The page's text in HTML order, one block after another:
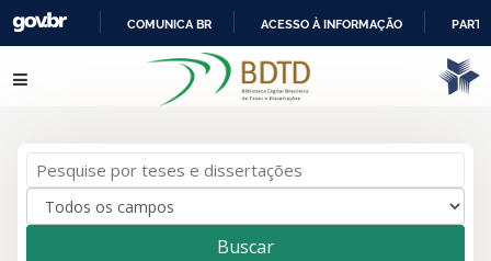
IR
PARA
COMUNICA BR ACESSO À INFORMAÇÃO
Pular para o conteúdo
Buscar